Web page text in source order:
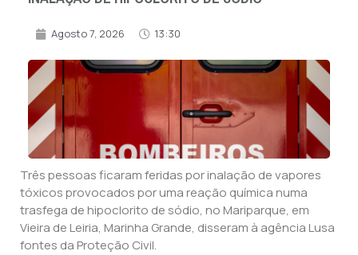
Agosto 7, 2026 13:30
Três pessoas ficaram feridas por inalação de vapores
tóxicos provocados por uma reação química numa
trasfega de hipoclorito de sódio, no Mariparque, em
Vieira de Leiria, Marinha Grande, disseram à agência Lusa
fontes da Proteção Civil.